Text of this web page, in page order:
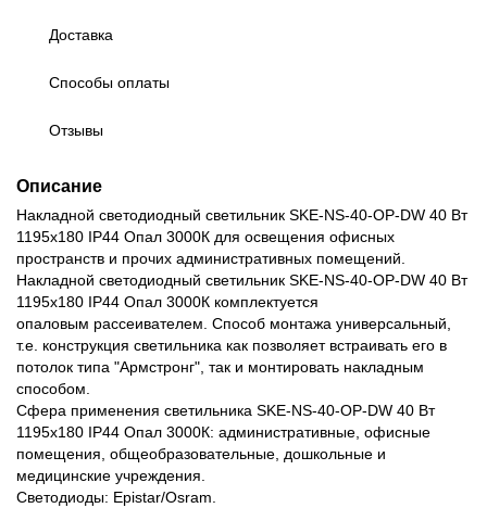
Доставка
Способы оплаты
Отзывы
Описание
Накладной светодиодный светильник SKE-NS-40-OP-DW 40 Вт
1195х180 IP44 Опал 3000К для освещения офисных
пространств и прочих административных помещений.
Накладной светодиодный светильник SKE-NS-40-OP-DW 40 Вт
1195х180 IP44 Опал 3000К комплектуется
опаловым рассеивателем. Способ монтажа универсальный,
т.е. конструкция светильника как позволяет встраивать его в
потолок типа "Армстронг", так и монтировать накладным
способом.
Сфера применения светильника SKE-NS-40-OP-DW 40 Вт
1195х180 IP44 Опал 3000К: административные, офисные
помещения, общеобразовательные, дошкольные и
медицинские учреждения.
Светодиоды: Epistar/Osram.